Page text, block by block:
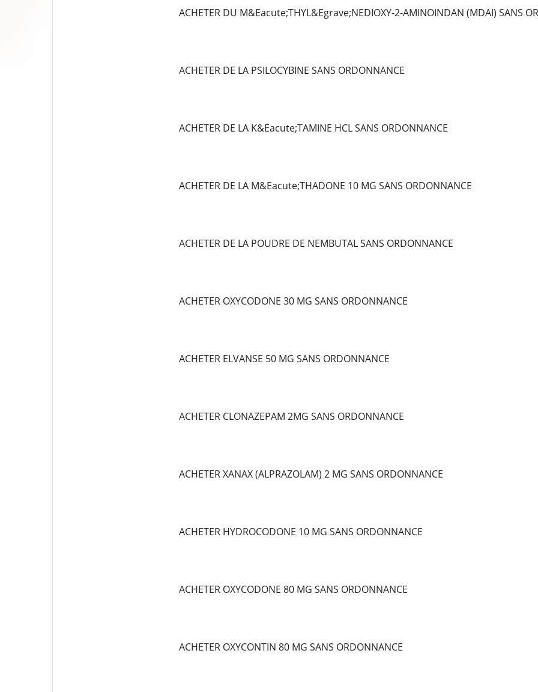
ACHETER DU M&Eacute;THYL&Egrave;NEDIOXY-2-AMINOINDAN (MDAI) SANS
ACHETER DE LA PSILOCYBINE SANS ORDONNANCE
ACHETER DE LA K&Eacute;TAMINE HCL SANS ORDONNANCE
ACHETER DE LA M&Eacute;THADONE 10 MG SANS ORDONNANCE
ACHETER DE LA POUDRE DE NEMBUTAL SANS ORDONNANCE
ACHETER OXYCODONE 30 MG SANS ORDONNANCE
ACHETER ELVANSE 50 MG SANS ORDONNANCE
ACHETER CLONAZEPAM 2MG SANS ORDONNANCE
ACHETER XANAX (ALPRAZOLAM) 2 MG SANS ORDONNANCE
ACHETER HYDROCODONE 10 MG SANS ORDONNANCE
ACHETER OXYCODONE 80 MG SANS ORDONNANCE
ACHETER OXYCONTIN 80 MG SANS ORDONNANCE